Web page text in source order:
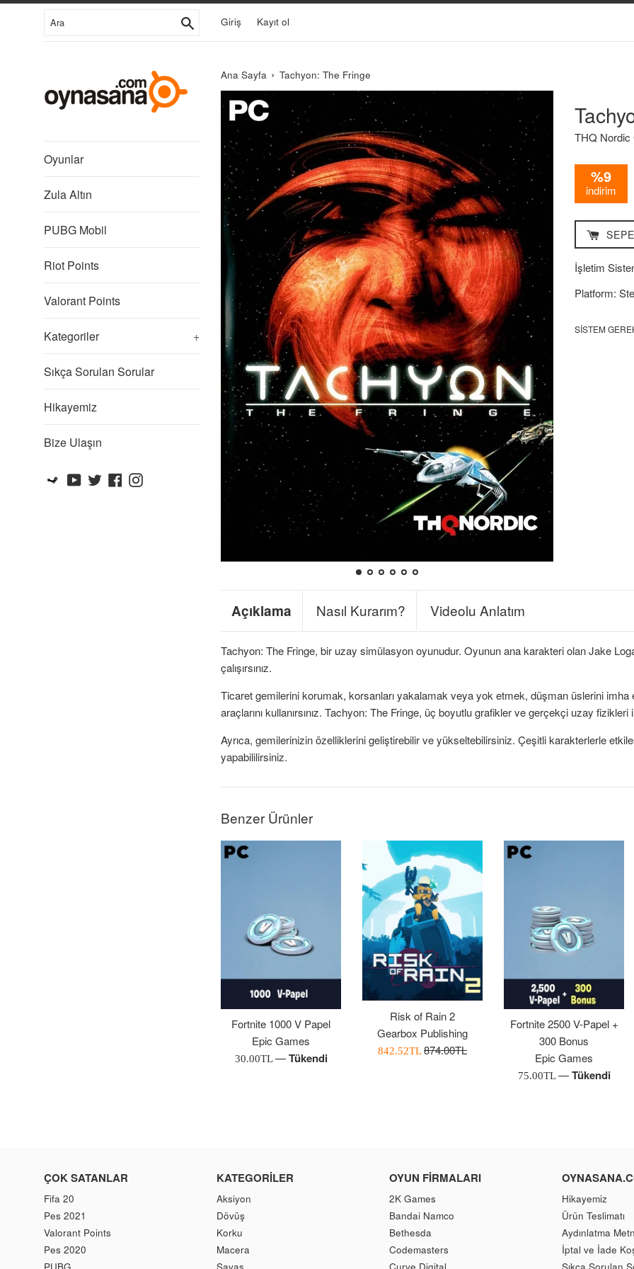
İçeriğe
Giriş Kayıt ol
Oyunlar
Zula Altın
PUBG Mobil
Riot Points
Valorant Points
Kategoriler +
Sıkça Sorulan Sorular
Hikayemiz
Bize Ulaşın
SteamYouTube
TwitterFacebook
Instagram
Ana Sayfa › Tachyon: The Fringe
THQ
Nordic
GmbH
THQ Nordic
%9
indirim
İşletim
Platform:
SISTEM
Açıklama Nasıl Kurarım? Videolu Anlatım
Tachyon: The Fringe, bir uzay simülasyon oyunudur. Oyunun ana karakteri olan Jake
çalışırsınız.
Ticaret gemilerini korumak, korsanları yakalamak veya yok etmek, düşman üslerini
araçlarını kullanırsınız. Tachyon: The Fringe, üç boyutlu grafikler ve gerçekçi uzay fizikleri
Ayrıca, gemilerinizin özelliklerini geliştirebilir ve yükseltebilirsiniz. Çeşitli karakterlerle
yapabililirsiniz.
Benzer Ürünler
Fortnite 1000 V Papel
Epic Games
Normal
30.00TL—Tükendi
Risk of Rain 2
Gearbox Publishing
İndirimli
842.52TLNormal
874.00TL
Fortnite 2500 V-Papel +
300 Bonus
Epic Games
Normal
75.00TL—Tükendi
ÇOK SATANLAR
Fifa 20
Pes 2021
Valorant Points
Pes 2020
KATEGORILER
Aksiyon
Dövüş
Korku
Macera
OYUN FIRMALARI
2K Games
Bandai Namco
Bethesda
Codemasters
Hikayemiz
Ürün Teslimatı
Aydınlatma
İptal ve İade